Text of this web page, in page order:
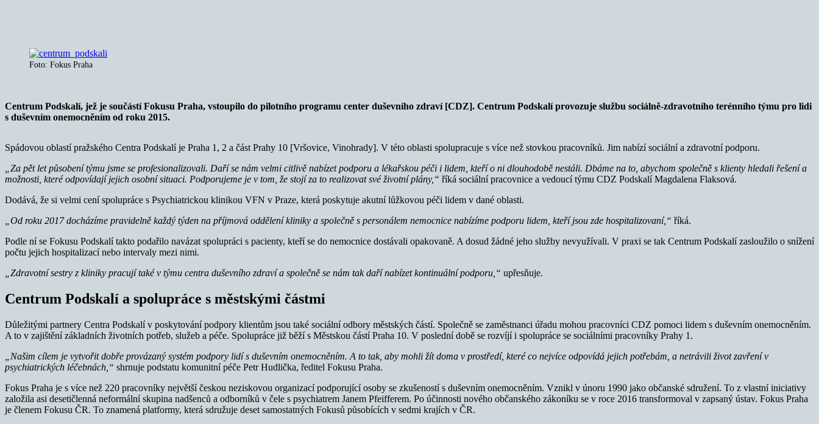
Foto: Fokus Praha
Centrum Podskalí, jež je součástí Fokusu Praha, vstoupilo do pilotního programu center duševního zdraví [CDZ]. Centrum Podskalí provozuje službu sociálně-zdravotního terénního týmu pro lidi
s duševním onemocněním od roku 2015.
Spádovou oblastí pražského Centra Podskalí je Praha 1, 2 a část Prahy 10 [Vršovice, Vinohrady]. V této oblasti spolupracuje s více než stovkou pracovníků. Jim nabízí sociální a zdravotní podporu.
„Za pět let působení týmu jsme se profesionalizovali. Daří se nám velmi citlivě nabízet podporu a lékařskou péči i lidem, kteří o ni dlouhodobě nestáli. Dbáme na to, abychom společně s klienty hledali řešení a
možnosti, které odpovídají jejich osobní situaci. Podporujeme je v tom, že stojí za to realizovat své životní plány,“ říká sociální pracovnice a vedoucí týmu CDZ Podskalí Magdalena Flaksová.
Dodává, že si velmi cení spolupráce s Psychiatrickou klinikou VFN v Praze, která poskytuje akutní lůžkovou péči lidem v dané oblasti.
„Od roku 2017 docházíme pravidelně každý týden na příjmová oddělení kliniky a společně s personálem nemocnice nabízíme podporu lidem, kteří jsou zde hospitalizovaní,“ říká.
Podle ní se Fokusu Podskalí takto podařilo navázat spolupráci s pacienty, kteří se do nemocnice dostávali opakovaně. A dosud žádné jeho služby nevyužívali. V praxi se tak Centrum Podskalí zasloužilo o snížení
počtu jejich hospitalizací nebo intervaly mezi nimi.
„Zdravotní sestry z kliniky pracují také v týmu centra duševního zdraví a společně se nám tak daří nabízet kontinuální podporu,“ upřesňuje.
Centrum Podskalí a spolupráce s městskými částmi
Důležitými partnery Centra Podskalí v poskytování podpory klientům jsou také sociální odbory městských částí. Společně se zaměstnanci úřadu mohou pracovníci CDZ pomoci lidem s duševním onemocněním.
A to v zajištění základních životních potřeb, služeb a péče. Spolupráce již běží s Městskou částí Praha 10. V poslední době se rozvíjí i spolupráce se sociálními pracovníky Prahy 1.
„Našim cílem je vytvořit dobře provázaný systém podpory lidí s duševním onemocněním. A to tak, aby mohli žít doma v prostředí, které co nejvíce odpovídá jejich potřebám, a netrávili život zavření v
psychiatrických léčebnách,“ shrnuje podstatu komunitní péče Petr Hudlička, ředitel Fokusu Praha.
Fokus Praha je s více než 220 pracovníky největší českou neziskovou organizací podporující osoby se zkušeností s duševním onemocněním. Vznikl v únoru 1990 jako občanské sdružení. To z vlastní iniciativy
založila asi desetičlenná neformální skupina nadšenců a odborníků v čele s psychiatrem Janem Pfeifferem. Po účinnosti nového občanského zákoníku se v roce 2016 transformoval v zapsaný ústav. Fokus Praha
je členem Fokusu ČR. To znamená platformy, která sdružuje deset samostatných Fokusů působících v sedmi krajích v ČR.